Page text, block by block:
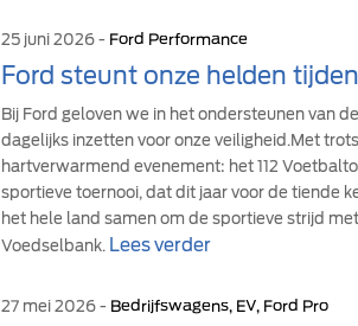
25 juni 2026 - Ford Performance
Ford steunt onze helden
Bij Ford geloven we in het ondersteunen van
dagelijks inzetten voor onze veiligheid.Met
hartverwarmend evenement: het 112
sportieve toernooi, dat dit jaar voor de tiende
het hele land samen om de sportieve strijd
Voedselbank. Lees verder
27 mei 2026 - Bedrijfswagens, EV, Ford Pro